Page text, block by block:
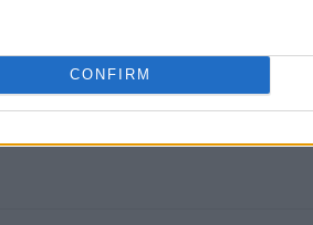
CONFIRM
på et stramt budget.
smarte ideer kan du spare
Funding Guide sammen med
opskrift, ansøg nu og modtag